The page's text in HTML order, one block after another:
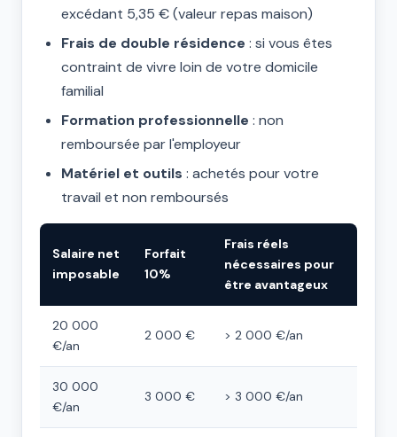
excédant 5,35 € (valeur repas maison)
Frais de double résidence : si vous êtes
contraint de vivre loin de votre domicile
familial
Formation professionnelle : non
remboursée par l'employeur
Matériel et outils : achetés pour votre
travail et non remboursés
Salaire net
imposable
Forfait
10%
Frais réels
nécessaires pour
être avantageux
20 000
€/an
2 000 € > 2 000 €/an
30 000
€/an
3 000 € > 3 000 €/an